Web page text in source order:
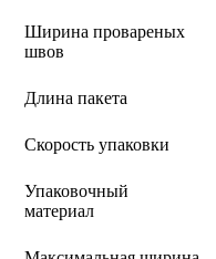
Ширина провареных
швов
Длина пакета
Скорость упаковки
Упаковочный
материал